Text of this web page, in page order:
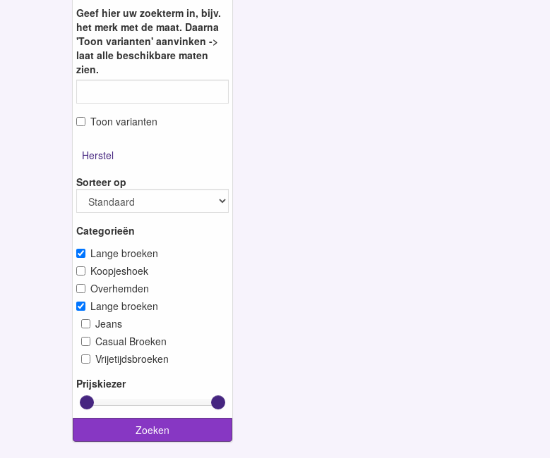
Geef hier uw zoekterm in, bijv.
het merk met de maat. Daarna
'Toon varianten' aanvinken ->
laat alle beschikbare maten
zien.
Toon varianten
Herstel
Sorteer op
Categorieën
Lange broeken
Koopjeshoek
Overhemden
Lange broeken
Jeans
Casual Broeken
Vrijetijdsbroeken
Prijskiezer
Zoeken